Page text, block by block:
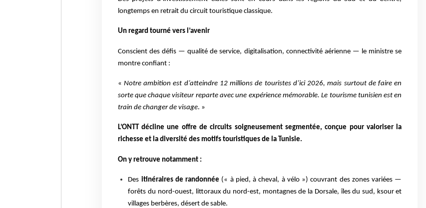
longtemps en retrait du circuit touristique classique.
Un regard tourné vers l’avenir
Conscient des défis — qualité de service, digitalisation, connectivité aérienne — le ministre se
montre confiant :
« Notre ambition est d’atteindre 12 millions de touristes d’ici 2026, mais surtout de faire en
sorte que chaque visiteur reparte avec une expérience mémorable. Le tourisme tunisien est en
train de changer de visage. »
L’ONTT décline une offre de circuits soigneusement segmentée, conçue pour valoriser la
richesse et la diversité des motifs touristiques de la Tunisie.
On y retrouve notamment :
Des itinéraires de randonnée (« à pied, à cheval, à vélo ») couvrant des zones variées —
forêts du nord-ouest, littoraux du nord-est, montagnes de la Dorsale, îles du sud, ksour et
villages berbères, désert de sable.